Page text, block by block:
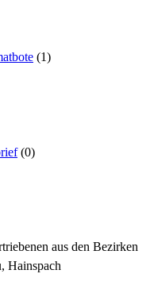
(1)
(0)
aus den Bezirken
Hainspach